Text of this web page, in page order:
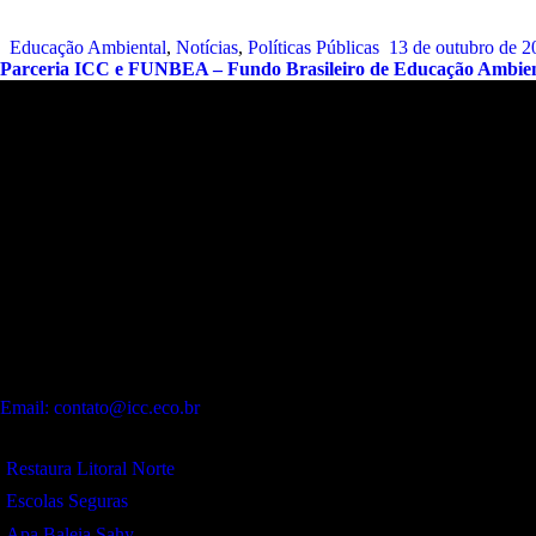
Educação Ambiental, Notícias, Políticas Públicas 13 de outubro de
Parceria ICC e FUNBEA – Fundo Brasileiro de Educação
Email: contato@icc.eco.br
Restaura Litoral Norte
Escolas Seguras